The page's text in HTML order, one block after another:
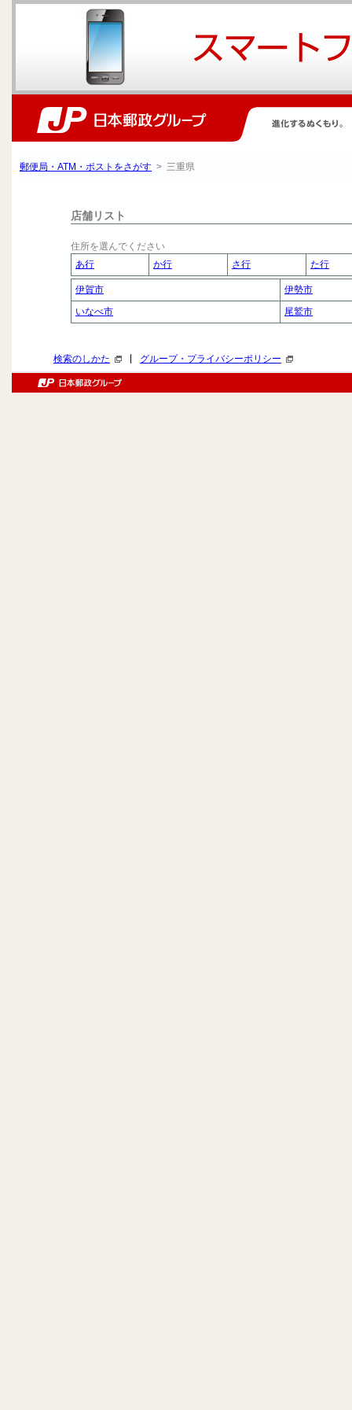
郵便局・ATM・ポストをさがす > 三重県
店舗リスト
住所を選んでください
あ行
か行 さ行 た行
伊賀市
伊勢市
いなべ市
尾鷲市
検索のしかた グループ・プライバシーポリシー